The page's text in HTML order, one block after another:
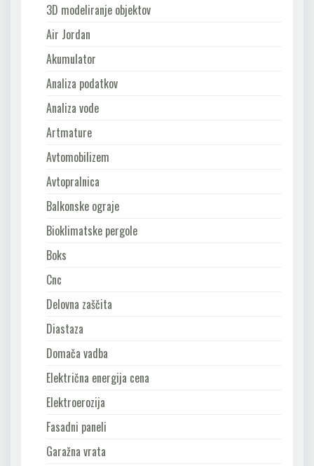
3D modeliranje objektov
Air Jordan
Akumulator
Analiza podatkov
Analiza vode
Artmature
Avtomobilizem
Avtopralnica
Balkonske ograje
Bioklimatske pergole
Boks
Cnc
Delovna zaščita
Diastaza
Domača vadba
Električna energija cena
Elektroerozija
Fasadni paneli
Garažna vrata